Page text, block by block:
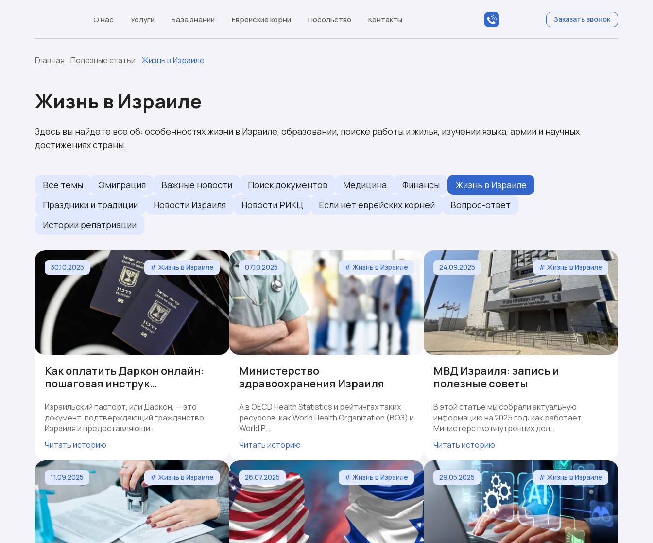
О нас Услуги База знаний Еврейские корни Посольство Контакты Заказать звонок
Главная Полезные статьи Жизнь в Израиле
Жизнь в Израиле
Здесь вы найдете все об: особенностях жизни в Израиле, образовании, поиске работы и жилья, изучении языка, армии и научных
достижениях страны.
Все темы Эмиграция Важные новости Поиск документов Медицина Финансы
Жизнь в Израиле
Праздники и традиции
Новости Израиля Новости РИКЦ Если нет еврейских корней
Вопрос-ответ
Истории репатриации
30.10.2025 # Жизнь в Израиле
Как оплатить Даркон онлайн:
пошаговая инструк…
Израильский паспорт, или Даркон, — это
документ, подтверждающий гражданство
Израиля и предоставляющи…
Читать историю
07.10.2025 # Жизнь в Израиле
Министерство
здравоохранения Израиля
А в OECD Health Statistics и рейтингах таких
ресурсов, как World Health Organization (ВОЗ) и
World P…
Читать историю
24.09.2025 # Жизнь в Израиле
МВД Израиля: запись и
полезные советы
В этой статье мы собрали актуальную
информацию на 2025 год: как работает
Министерство внутренних дел…
Читать историю
11.09.2025 # Жизнь в Израиле 26.07.2025 # Жизнь в Израиле 29.05.2025 # Жизнь в Израиле